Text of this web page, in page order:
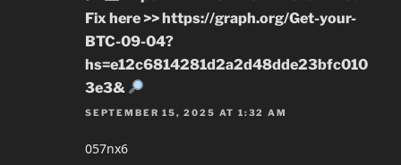
Fix here >> https://graph.org/Get-your-
BTC-09-04?
hs=e12c6814281d2a2d48dde23bfc010
3e3&
SEPTEMBER 15, 2025 AT 1:32 AM
057nx6